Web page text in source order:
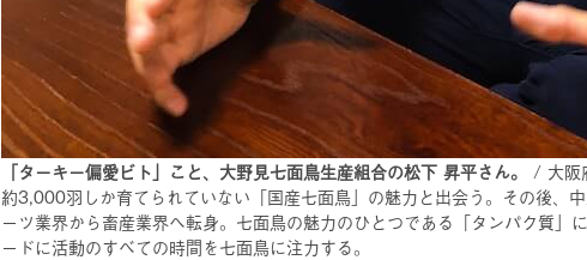
「ターキー偏愛ビト」こと、大野見七面鳥生産組合の松下 昇平さん。
/ 大阪
約3,000羽しか育てられていない「国産七面鳥」の魅力と出会う。その後、
ーツ業界から畜産業界へ転身。七面鳥の魅力のひとつである「タンパク質
ードに活動のすべての時間を七面鳥に注力する。